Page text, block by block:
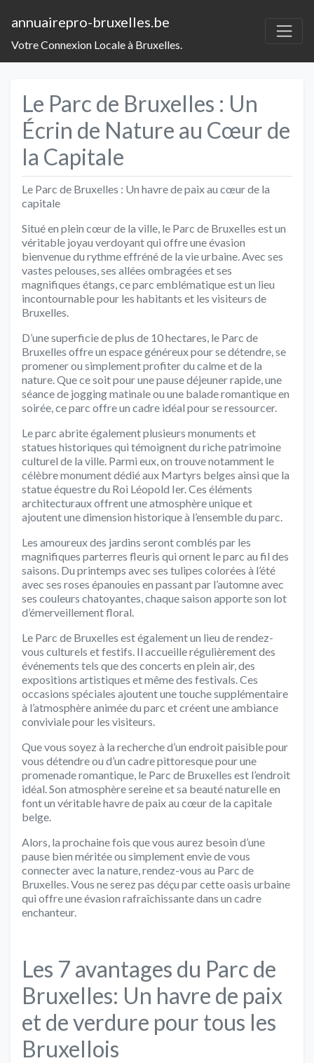
annuairepro-bruxelles.be
Votre Connexion Locale à Bruxelles.
Le Parc de Bruxelles : Un
Écrin de Nature au Cœur de
la Capitale
Le Parc de Bruxelles : Un havre de paix au cœur de la
capitale
Situé en plein cœur de la ville, le Parc de Bruxelles est un
véritable joyau verdoyant qui offre une évasion
bienvenue du rythme effréné de la vie urbaine. Avec ses
vastes pelouses, ses allées ombragées et ses
magnifiques étangs, ce parc emblématique est un lieu
incontournable pour les habitants et les visiteurs de
Bruxelles.
D’une superficie de plus de 10 hectares, le Parc de
Bruxelles offre un espace généreux pour se détendre, se
promener ou simplement profiter du calme et de la
nature. Que ce soit pour une pause déjeuner rapide, une
séance de jogging matinale ou une balade romantique en
soirée, ce parc offre un cadre idéal pour se ressourcer.
Le parc abrite également plusieurs monuments et
statues historiques qui témoignent du riche patrimoine
culturel de la ville. Parmi eux, on trouve notamment le
célèbre monument dédié aux Martyrs belges ainsi que la
statue équestre du Roi Léopold Ier. Ces éléments
architecturaux offrent une atmosphère unique et
ajoutent une dimension historique à l’ensemble du parc.
Les amoureux des jardins seront comblés par les
magnifiques parterres fleuris qui ornent le parc au fil des
saisons. Du printemps avec ses tulipes colorées à l’été
avec ses roses épanouies en passant par l’automne avec
ses couleurs chatoyantes, chaque saison apporte son lot
d’émerveillement floral.
Le Parc de Bruxelles est également un lieu de rendez-
vous culturels et festifs. Il accueille régulièrement des
événements tels que des concerts en plein air, des
expositions artistiques et même des festivals. Ces
occasions spéciales ajoutent une touche supplémentaire
à l’atmosphère animée du parc et créent une ambiance
conviviale pour les visiteurs.
Que vous soyez à la recherche d’un endroit paisible pour
vous détendre ou d’un cadre pittoresque pour une
promenade romantique, le Parc de Bruxelles est l’endroit
idéal. Son atmosphère sereine et sa beauté naturelle en
font un véritable havre de paix au cœur de la capitale
belge.
Alors, la prochaine fois que vous aurez besoin d’une
pause bien méritée ou simplement envie de vous
connecter avec la nature, rendez-vous au Parc de
Bruxelles. Vous ne serez pas déçu par cette oasis urbaine
qui offre une évasion rafraîchissante dans un cadre
enchanteur.
Les 7 avantages du Parc de
Bruxelles: Un havre de paix
et de verdure pour tous les
Bruxellois